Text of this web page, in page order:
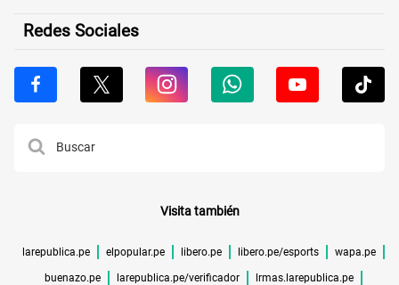
Redes Sociales
Visita también
larepublica.pe elpopular.pe libero.pe libero.pe/esports wapa.pe
buenazo.pe larepublica.pe/verificador lrmas.larepublica.pe